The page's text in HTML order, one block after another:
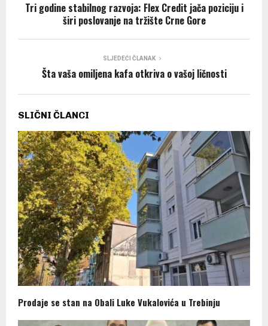
Tri godine stabilnog razvoja: Flex Credit jača poziciju i
širi poslovanje na tržište Crne Gore
SLJEDEĆI ČLANAK
Šta vaša omiljena kafa otkriva o vašoj ličnosti
SLIČNI ČLANCI
Prodaje se stan na Obali Luke Vukalovića u Trebinju